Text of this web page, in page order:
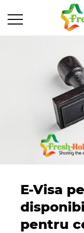
E-Visa
pentru